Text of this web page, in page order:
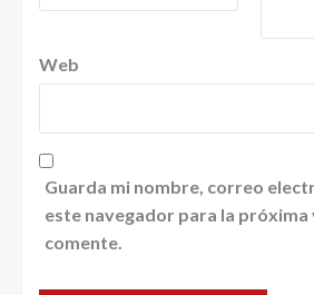
Web
Guarda mi nombre, correo
este navegador para la próxima
comente.